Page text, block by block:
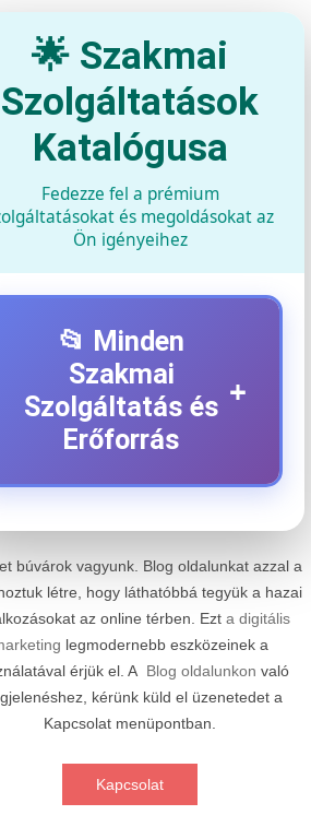
🌟 Szakmai
Szolgáltatások
Katalógusa
Fedezze fel a prémium
és megoldásokat az
Ön igényeihez
📂 Minden
Szakmai
Szolgáltatás és
Erőforrás
+
+
Professzionális elektromos roller
és karbantartási szolgáltatások.
Szakértő technikusaink minőségi
szervízt nyújtanak minden jelentős
márkához és modellhez.
Szervizközpont Látogatása
📊 2. Online Marketing
Ügynökség
+
Átfogó online marketing
szolgáltatások, beleértve a SEO-t,
közösségi média kezelést és digitális
hirdetéseket. Növekedés elérése
Elektromos Roller
búvárok vagyunk. Blog oldalunkat azzal a
létre, hogy láthatóbbá tegyük a hazai
az online térben. Ezt a digitális
legmodernebb eszközeinek a
érjük el. A Blog oldalunkon való
kérünk küld el üzenetedet a
Kapcsolat menüpontban.
Kapcsolat